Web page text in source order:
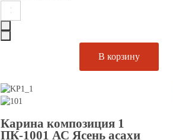
Карина композиция 1
ПК-1001 АС Ясень асахи